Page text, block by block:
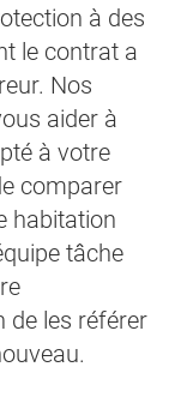
à des
le contrat a
Nos
aider à
à votre
comparer
habitation
tâche
de les référer